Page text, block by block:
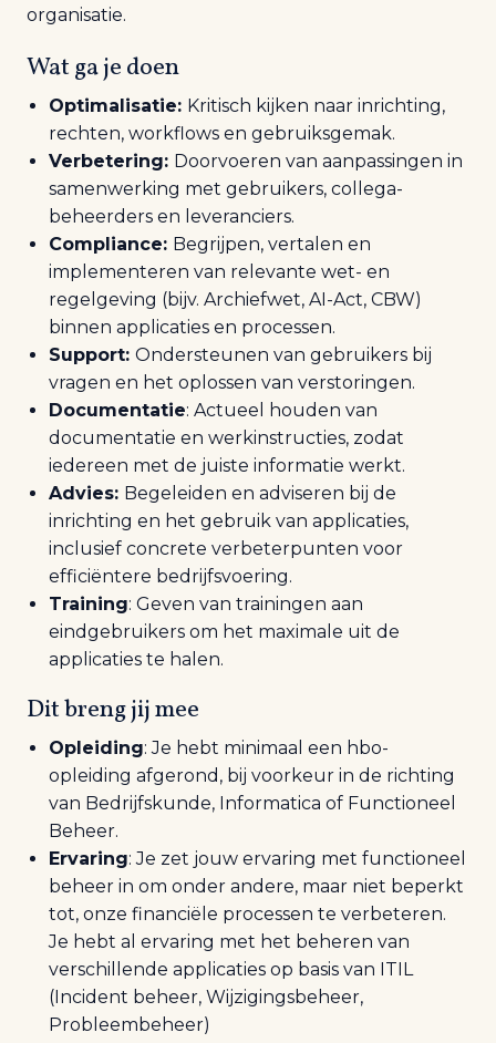
organisatie.
Wat ga je doen
Optimalisatie: Kritisch kijken naar inrichting,
rechten, workflows en gebruiksgemak.
Verbetering: Doorvoeren van aanpassingen in
samenwerking met gebruikers, collega-
beheerders en leveranciers.
Compliance: Begrijpen, vertalen en
implementeren van relevante wet- en
regelgeving (bijv. Archiefwet, AI-Act, CBW)
binnen applicaties en processen.
Support: Ondersteunen van gebruikers bij
vragen en het oplossen van verstoringen.
Documentatie: Actueel houden van
documentatie en werkinstructies, zodat
iedereen met de juiste informatie werkt.
Advies: Begeleiden en adviseren bij de
inrichting en het gebruik van applicaties,
inclusief concrete verbeterpunten voor
efficiëntere bedrijfsvoering.
Training: Geven van trainingen aan
eindgebruikers om het maximale uit de
applicaties te halen.
Dit breng jij mee
Opleiding: Je hebt minimaal een hbo-
opleiding afgerond, bij voorkeur in de richting
van Bedrijfskunde, Informatica of Functioneel
Beheer.
Ervaring: Je zet jouw ervaring met functioneel
beheer in om onder andere, maar niet beperkt
tot, onze financiële processen te verbeteren.
Je hebt al ervaring met het beheren van
verschillende applicaties op basis van ITIL
(Incident beheer, Wijzigingsbeheer,
Probleembeheer)